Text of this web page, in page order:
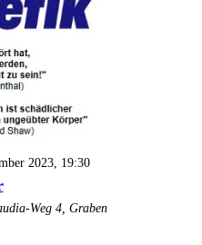
2023, 19:30
Weg 4, Graben